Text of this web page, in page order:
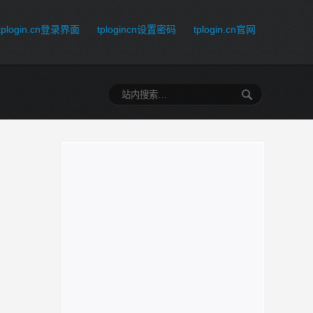
登录界面 tplogincn设置密码 tplogin.cn官网